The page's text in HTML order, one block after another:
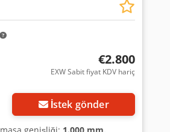
€2.800
EXW Sabit fiyat KDV hariç
İstek gönder
genişliği: 1.000 mm,